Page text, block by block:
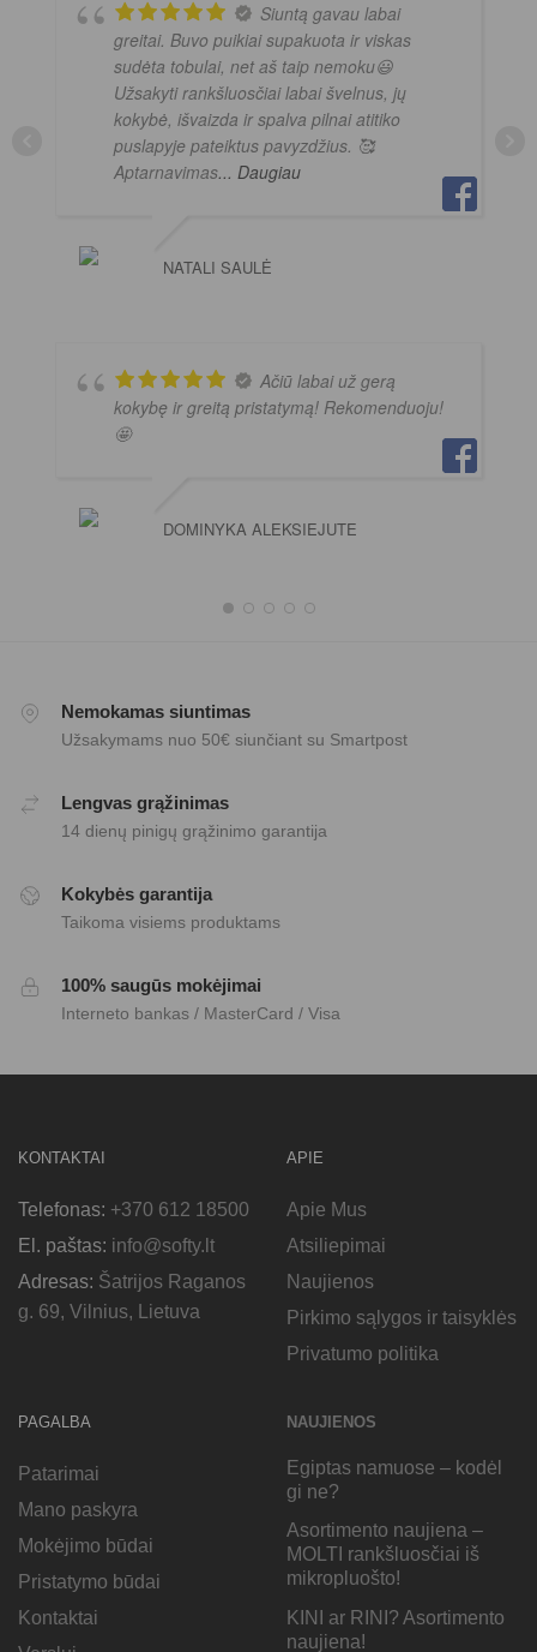
Siuntą gavau labai
greitai. Buvo puikiai supakuota ir viskas
sudėta tobulai, net aš taip nemoku😃
Užsakyti rankšluosčiai labai švelnus, jų
kokybė, išvaizda ir spalva pilnai atitiko
puslapyje pateiktus pavyzdžius. 🥰
Aptarnavimas... Daugiau
NATALI SAULĖ
Ačiū labai už gerą
kokybę ir greitą pristatymą! Rekomenduoju!
🤩
DOMINYKA ALEKSIEJUTE
Nemokamas siuntimas
Užsakymams nuo 50€ siunčiant su Smartpost
Lengvas grąžinimas
14 dienų pinigų grąžinimo garantija
Kokybės garantija
Taikoma visiems produktams
100% saugūs mokėjimai
Interneto bankas / MasterCard / Visa
KONTAKTAI
Telefonas: +370 612 18500
El. paštas: info@softy.lt
Adresas: Šatrijos Raganos
g. 69, Vilnius, Lietuva
APIE
Apie Mus
Atsiliepimai
Naujienos
Pirkimo sąlygos ir taisyklės
Privatumo politika
PAGALBA
Patarimai
Mano paskyra
Mokėjimo būdai
Pristatymo būdai
Kontaktai
NAUJIENOS
Egiptas namuose – kodėl
gi ne?
Asortimento naujiena –
MOLTI rankšluosčiai iš
mikropluošto!
KINI ar RINI? Asortimento
naujiena!